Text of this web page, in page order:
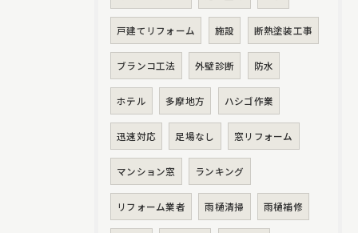
戸建てリフォーム 施設 断熱塗装工事
ブランコ工法 外壁診断 防水
ホテル 多摩地方 ハシゴ作業
迅速対応 足場なし 窓リフォーム
マンション窓 ランキング
リフォーム業者 雨樋清掃 雨樋補修